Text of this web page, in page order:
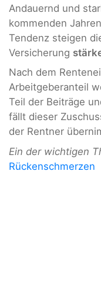
Andauernd und
kommenden
Tendenz steigen
Versicherung
Nach dem
Arbeitgeberanteil
Teil der Beiträge
fällt dieser
der Rentner
Ein der wichtigen
Rückenschmerzen